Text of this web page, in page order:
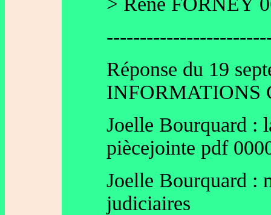
Réponse du 19
INFORMATIONS
Joelle Bourquard :
piècejointe pdf
Joelle Bourquard :
judiciaires